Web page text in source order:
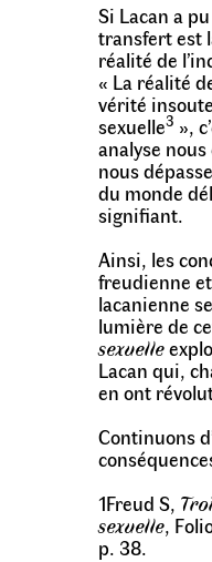
Si Lacan a
transfert est
réalité de
« La réalité
vérité
sexuelle3 »,
analyse
nous
du monde
signifiant.
Ainsi, les
freudienne
lacanienne
lumière de
sexuelle
Lacan qui,
en ont
Continuons
1Freud S,
sexuelle,
p. 38.